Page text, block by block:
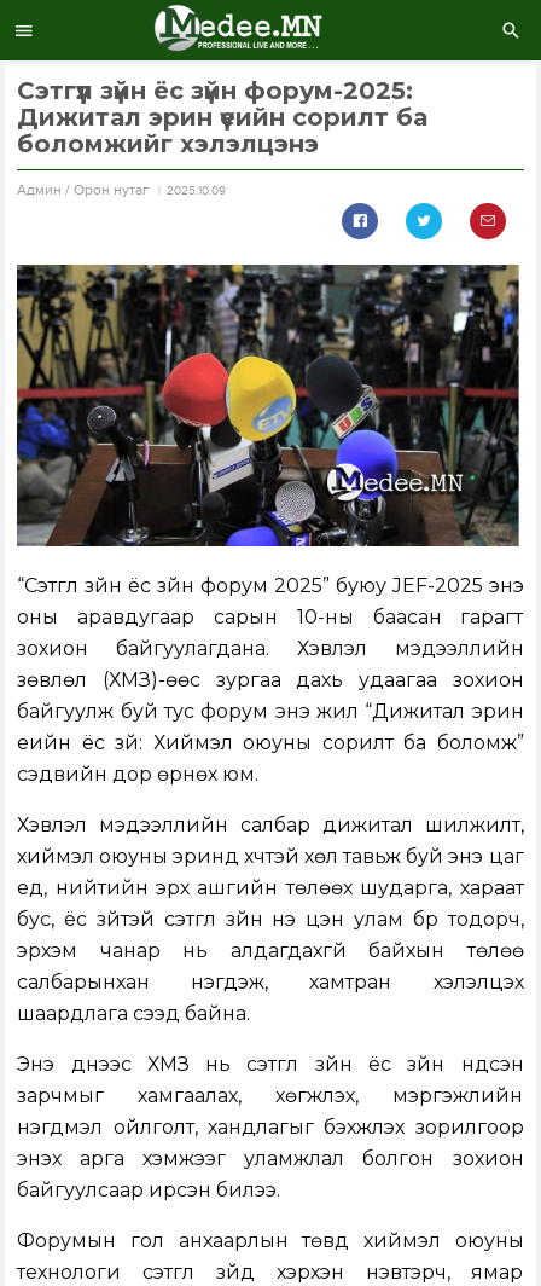
Сэтгүүл зүйн ёс зүйн форум-2025:
Дижитал эрин үеийн сорилт ба
боломжийг хэлэлцэнэ
Aдмин / Орон нутаг 2025.10.09
“Сэтгүүл зүйн ёс зүйн форум 2025” буюу JEF-2025 энэ
оны аравдугаар сарын 10-ны баасан гарагт
зохион байгуулагдана. Хэвлэл мэдээллийн
зөвлөл (ХМЗ)-өөс зургаа дахь удаагаа зохион
байгуулж буй тус форум энэ жил “Дижитал эрин
үеийн ёс зүй: Хиймэл оюуны сорилт ба боломж”
сэдвийн дор өрнөх юм.
Хэвлэл мэдээллийн салбар дижитал шилжилт,
хиймэл оюуны эринд хүчтэй хөл тавьж буй энэ цаг
үед, нийтийн эрх ашгийн төлөөх шударга, хараат
бус, ёс зүйтэй сэтгүүл зүйн үнэ цэн улам бүр тодорч,
эрхэм чанар нь алдагдахгүй байхын төлөө
салбарынхан нэгдэж, хамтран хэлэлцэх
шаардлага үүсээд байна.
Энэ үүднээс ХМЗ нь сэтгүүл зүйн ёс зүйн үндсэн
зарчмыг хамгаалах, хөгжүүлэх, мэргэжлийн
нэгдмэл ойлголт, хандлагыг бэхжүүлэх зорилгоор
энэхүү арга хэмжээг уламжлал болгон зохион
байгуулсаар ирсэн билээ.
Форумын гол анхаарлын төвд хиймэл оюуны
технологи сэтгүүл зүйд хэрхэн нэвтэрч, ямар